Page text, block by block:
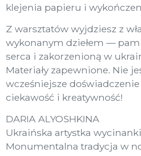
klejenia papieru i
Z warsztatów wyjdziesz z
wykonanym dziełem —
serca i zakorzenioną w
Materiały zapewnione. Nie
wcześniejsze
ciekawość i kreatywność!
DARIA ALYOSHKINA
Ukraińska artystka
Monumentalna tradycja w